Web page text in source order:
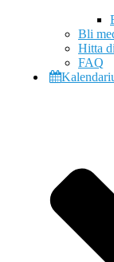
Bli
Hitta
FAQ